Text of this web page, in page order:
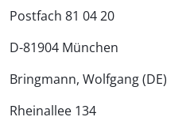
Postfach 81 04 20
D-81904 München
Bringmann, Wolfgang (DE)
Rheinallee 134